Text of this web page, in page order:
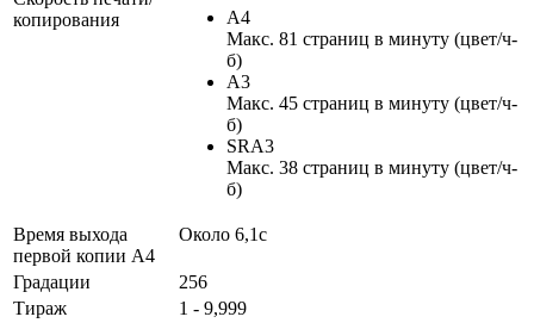
копирования
A4
Макс. 81 страниц в минуту (цвет/ч-
б)
A3
Макс. 45 страниц в минуту (цвет/ч-
б)
SRA3
Макс. 38 страниц в минуту (цвет/ч-
б)
Время выхода
первой копии А4
Около 6,1с
Градации
256
Тираж
1 - 9,999